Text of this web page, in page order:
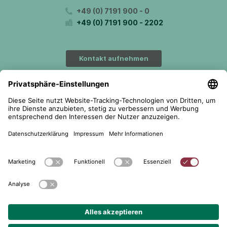
+49 (0) 7191 900 - 0
+49 (0) 7191 900 - 2202
Kontakt aufnehmen
© 2026 telent GmbH. Alle Rechte vorbehalten.
Datenschutz Impressum AGB Cookie-Einstellungen